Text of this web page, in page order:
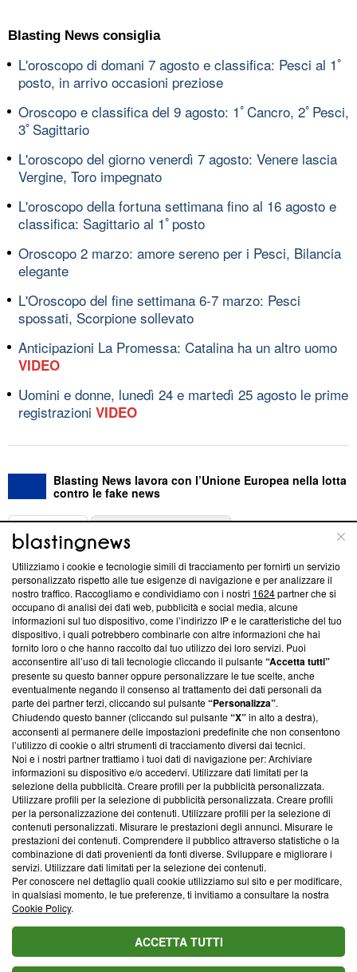
Blasting News consiglia
L'oroscopo di domani 7 agosto e classifica: Pesci al 1ﾟ
posto, in arrivo occasioni preziose
Oroscopo e classifica del 9 agosto: 1ﾟCancro, 2ﾟPesci,
3ﾟSagittario
L'oroscopo del giorno venerdì 7 agosto: Venere lascia
Vergine, Toro impegnato
L'oroscopo della fortuna settimana fino al 16 agosto e
classifica: Sagittario al 1ﾟposto
Oroscopo 2 marzo: amore sereno per i Pesci, Bilancia
elegante
L'Oroscopo del fine settimana 6-7 marzo: Pesci
spossati, Scorpione sollevato
Anticipazioni La Promessa: Catalina ha un altro uomo
VIDEO
Uomini e donne, lunedì 24 e martedì 25 agosto le prime
registrazioni VIDEO
Blasting News lavora con l’Unione Europea nella lotta
contro le fake news
ABOUT
Questa sezione offre informazioni trasparenti su Blasting
News, sui nostri processi editoriali e su come ci impegniamo a
creare news di qualità. Inoltre, afferma la nostra aderenza a
‘Trust Project - News with Integrity’Blasting News non è
ancora membro del programma, ma ha richiesto di farne
parte; Trust Project non ha ancora effettuato una verifica di
conformità agli standard.
Su di noi
Team editoriale
Corporate
Redazione
Informativa Privacy
Cookie Policy
Blasting SA, IDI CHE-247.845.224, Via Carlo Frasca, 3 - 6900
Lugano (Svizzera) Tel:+39 0690258937
© 2026 Blasting News
Utilizziamo i cookie e tecnologie simili di tracciamento per fornirti un servizio
personalizzato rispetto alle tue esigenze di navigazione e per analizzare il
nostro traffico. Raccogliamo e condividiamo con i nostri 1624partner che si
occupano di analisi dei dati web, pubblicità e social media, alcune
informazioni sul tuo dispositivo, come l’indirizzo IP e le caratteristiche del tuo
dispositivo, i quali potrebbero combinarle con altre informazioni che hai
fornito loro o che hanno raccolto dal tuo utilizzo dei loro servizi. Puoi
acconsentire all’uso di tali tecnologie cliccando il pulsante“Accetta tutti”
presente su questo banner oppure personalizzare le tue scelte, anche
eventualmente negando il consenso al trattamento dei dati personali da
parte dei partner terzi, cliccando sul pulsante“Personalizza”.
Chiudendo questo banner (cliccando sul pulsante“X”in alto a destra),
acconsenti al permanere delle impostazioni predefinite che non consentono
l’utilizzo di cookie o altri strumenti di tracciamento diversi dai tecnici.
Noi e i nostri partner trattiamo i tuoi dati di navigazione per: Archiviare
informazioni su dispositivo e/o accedervi. Utilizzare dati limitati per la
selezione della pubblicità. Creare profili per la pubblicità personalizzata.
Utilizzare profili per la selezione di pubblicità personalizzata. Creare profili
per la personalizzazione dei contenuti. Utilizzare profili per la selezione di
contenuti personalizzati. Misurare le prestazioni degli annunci. Misurare le
prestazioni dei contenuti. Comprendere il pubblico attraverso statistiche o la
combinazione di dati provenienti da fonti diverse. Sviluppare e migliorare i
servizi. Utilizzare dati limitati per la selezione dei contenuti.
Per conoscere nel dettaglio quali cookie utilizziamo sul sito e per modificare,
in qualsiasi momento, le tue preferenze, ti invitiamo a consultare la nostra
Cookie Policy.
ACCETTA TUTTI